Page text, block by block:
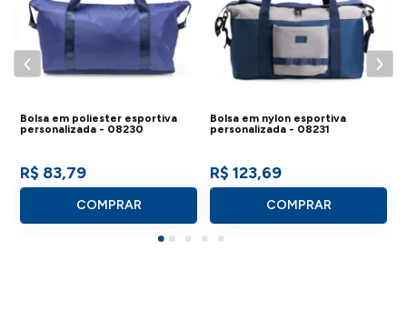
Bolsa em poliester esportiva
personalizada - 08230
R$ 83,79
COMPRAR
Bolsa em nylon esportiva
personalizada - 08231
R$ 123,69
COMPRAR